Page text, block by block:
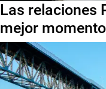
Las relaciones
mejor